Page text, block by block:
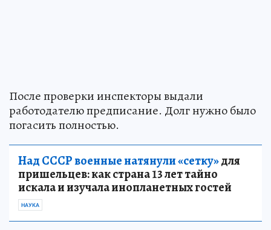
После проверки инспекторы выдали
работодателю предписание. Долг нужно было
погасить полностью.
Над СССР военные натянули «сетку»для
пришельцев: как страна 13 лет тайно
искала и изучала инопланетных гостей
НАУКА